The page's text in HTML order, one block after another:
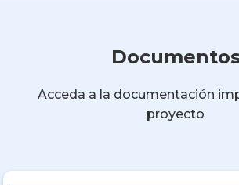
Acceda a la documentación
proyecto